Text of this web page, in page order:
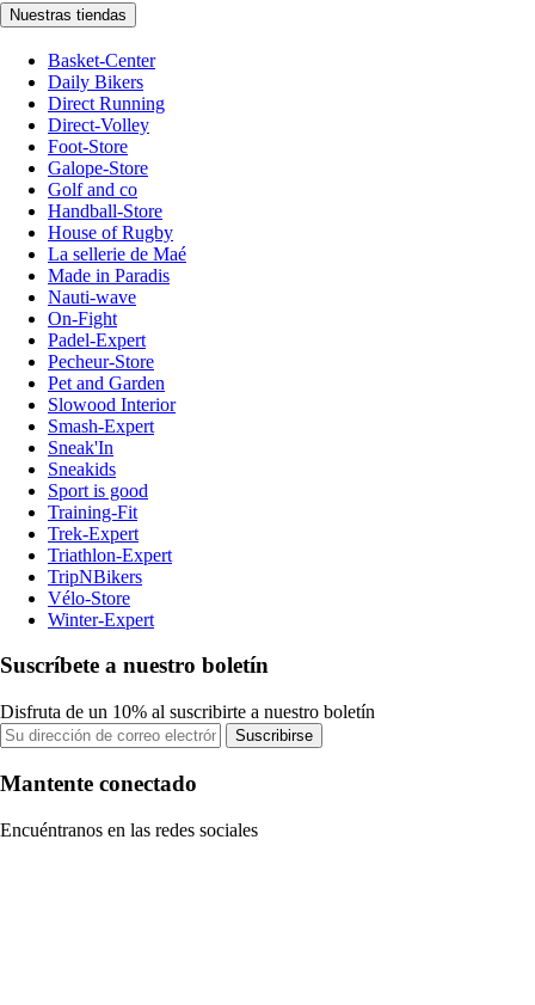
Nuestras tiendas
Basket-Center
Daily Bikers
Direct Running
Direct-Volley
Foot-Store
Galope-Store
Golf and co
Handball-Store
House of Rugby
La sellerie de Maé
Made in Paradis
Nauti-wave
On-Fight
Padel-Expert
Pecheur-Store
Pet and Garden
Slowood Interior
Smash-Expert
Sneak'In
Sneakids
Sport is good
Training-Fit
Trek-Expert
Triathlon-Expert
TripNBikers
Vélo-Store
Winter-Expert
Suscríbete a nuestro boletín
Disfruta de un 10% al suscribirte a nuestro boletín
Suscribirse
Mantente conectado
Encuéntranos en las redes sociales